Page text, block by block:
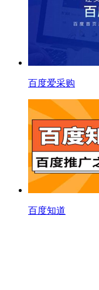
百度爱采购
百度知道